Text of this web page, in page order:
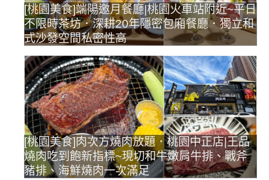
[桃園美食]端陽邀月餐廳|桃園火車站附近~平日
不限時茶坊．深耕20年隱密包廂餐廳．獨立和
式沙發空間私密性高
[桃園美食]肉次方燒肉放題．桃園中正店|王品
燒肉吃到飽新指標~現切和牛嫩肩牛排、戰斧
豬排、海鮮燒肉一次滿足